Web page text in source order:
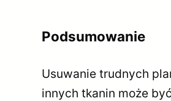
Podsumowanie
Usuwanie trudnych
innych tkanin może być